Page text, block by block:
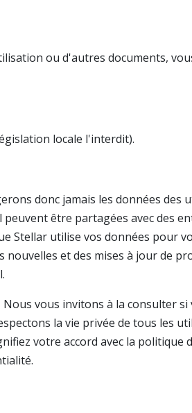
ou d'autres documents,
locale l'interdit).
donc jamais les données des
être partagées avec des
Stellar utilise vos données pour
et des mises à jour de
vous invitons à la consulter si
la vie privée de tous les
votre accord avec la politique